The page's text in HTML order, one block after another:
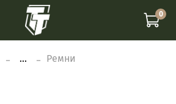
0
... Ремни